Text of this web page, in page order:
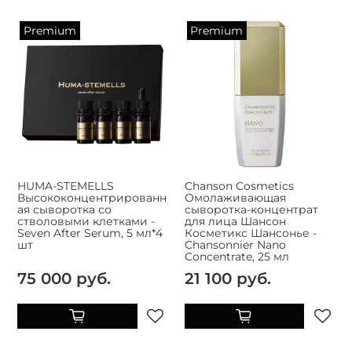
Premium
HUMA-STEMELLS
Высококонцентрированн
ая сыворотка со
стволовыми клетками -
Seven After Serum, 5 мл*4
шт
75 000 руб.
Premium
Chanson Cosmetics
Омолаживающая
сыворотка-концентрат
для лица Шансон
Косметикс Шансонье -
Chansonnier Nano
Concentrate, 25 мл
21 100 руб.